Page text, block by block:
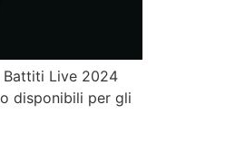
Battiti Live 2024
disponibili per gli